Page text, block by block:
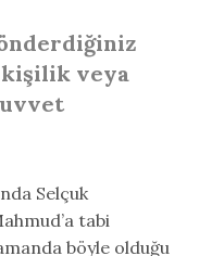
kişilik veya
Selçuk
tabi
böyle olduğu